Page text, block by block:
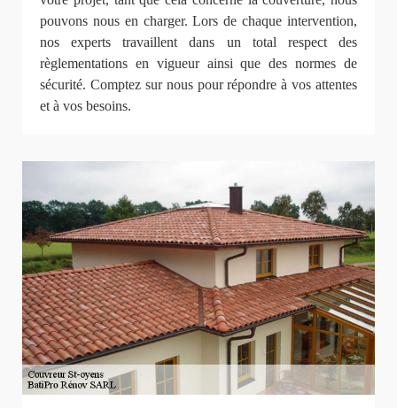
pouvons nous en charger. Lors de chaque intervention,
nos experts travaillent dans un total respect des
règlementations en vigueur ainsi que des normes de
sécurité. Comptez sur nous pour répondre à vos attentes
et à vos besoins.